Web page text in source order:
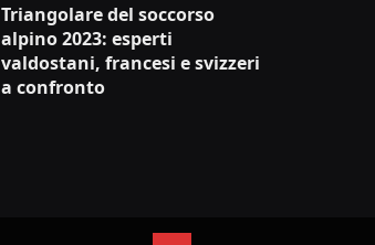
Triangolare del soccorso
alpino 2023: esperti
valdostani, francesi e svizzeri
a confronto